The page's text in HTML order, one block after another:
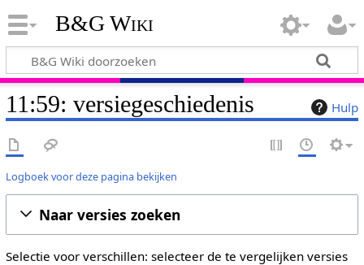
B&G Wiki
Hulp
11:59: versiegeschiedenis
Logboek voor deze pagina bekijken
Naar versies zoeken
Selectie voor verschillen: selecteer de te vergelijken versies